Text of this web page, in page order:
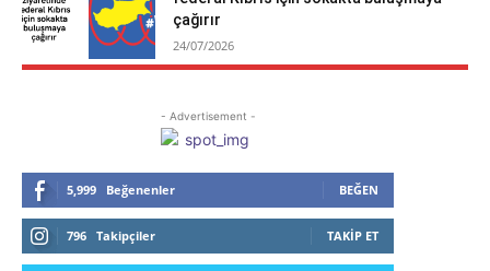
çağırır
24/07/2026
- Advertisement -
5,999 Beğenenler BEĞEN
796 Takipçiler TAKIP ET